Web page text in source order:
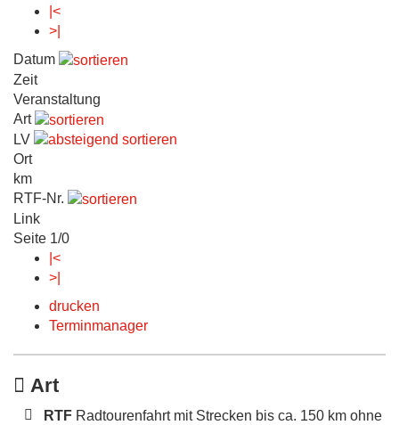
|<
>|
Datum
Zeit
Veranstaltung
Art
LV
Ort
km
RTF-Nr.
Link
Seite 1/0
|<
>|
drucken
Terminmanager
Art
RTF Radtourenfahrt mit Strecken bis ca. 150 km ohne